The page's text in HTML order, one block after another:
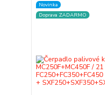
Novinka
Doprava ZADARMO